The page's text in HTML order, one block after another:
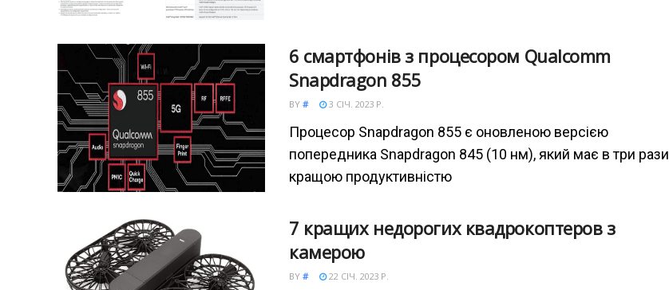
6 смартфонів з процесором Qualcomm
Snapdragon 855
BY # 3 СІЧ. 2023 Р.
Процесор Snapdragon 855 є оновленою версією
попередника Snapdragon 845 (10 нм), який має в три рази
кращою продуктивністю
7 кращих недорогих квадрокоптеров з
камерою
BY # 22 СІЧ. 2023 Р.